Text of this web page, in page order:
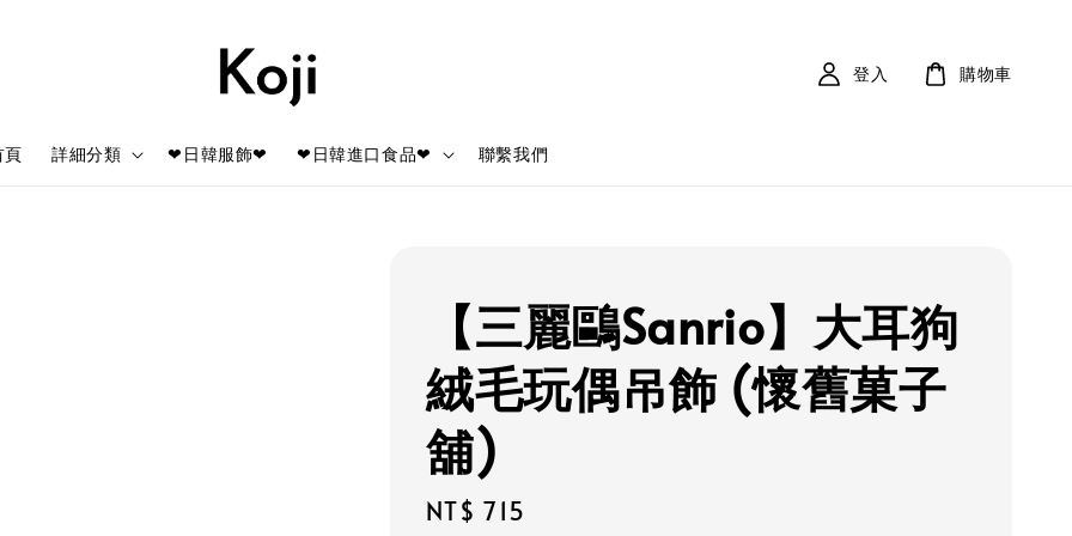
頁 詳細分類 ❤日韓服飾❤ ❤日韓進口食品❤ 聯繫我們
登入 購物車
【三麗鷗Sanrio】大耳狗
絨毛玩偶吊飾 (懷舊菓子
舖)
Regular
NT$ 715